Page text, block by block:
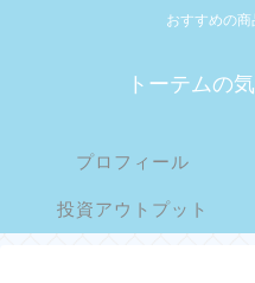
おすすめの
トーテムの
プロフィール
投資アウトプット